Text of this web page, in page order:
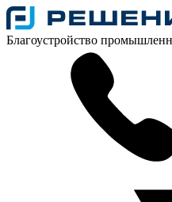
Благоустройство